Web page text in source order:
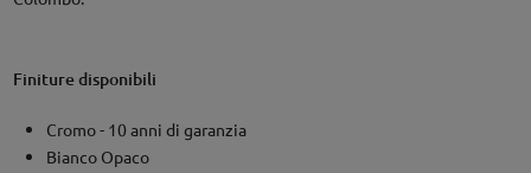
Finiture disponibili
Cromo - 10 anni di garanzia
Bianco Opaco